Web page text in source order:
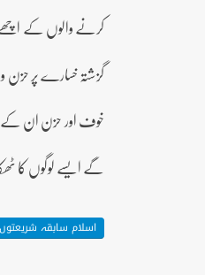
کرنے والوں کے
گزشتہ خسارے پر
خوف اور حزن ان
گے ایسے لوگوں کا
اسلام سابقہ